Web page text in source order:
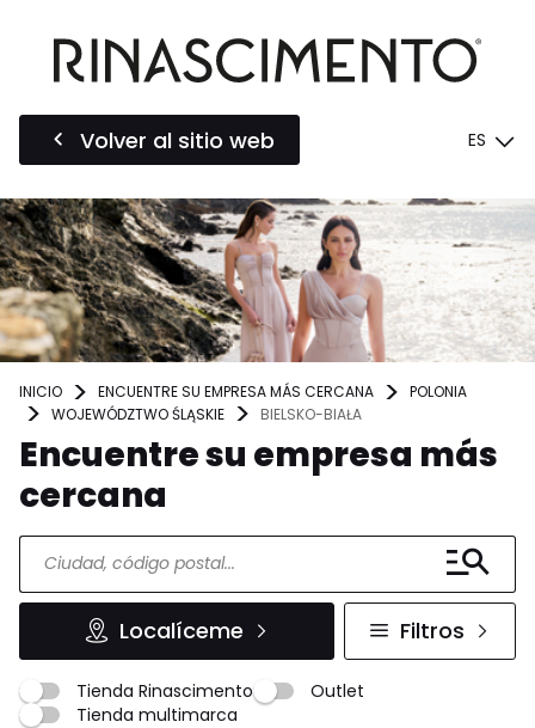
Volver al sitio web ES
INICIO ENCUENTRE SU EMPRESA MÁS CERCANA
POLONIA
WOJEWÓDZTWO ŚLĄSKIE
BIELSKO-BIAŁA
Encuentre su empresa más
cercana
Localíceme Filtros
Tienda Rinascimento
Outlet
Tienda multimarca